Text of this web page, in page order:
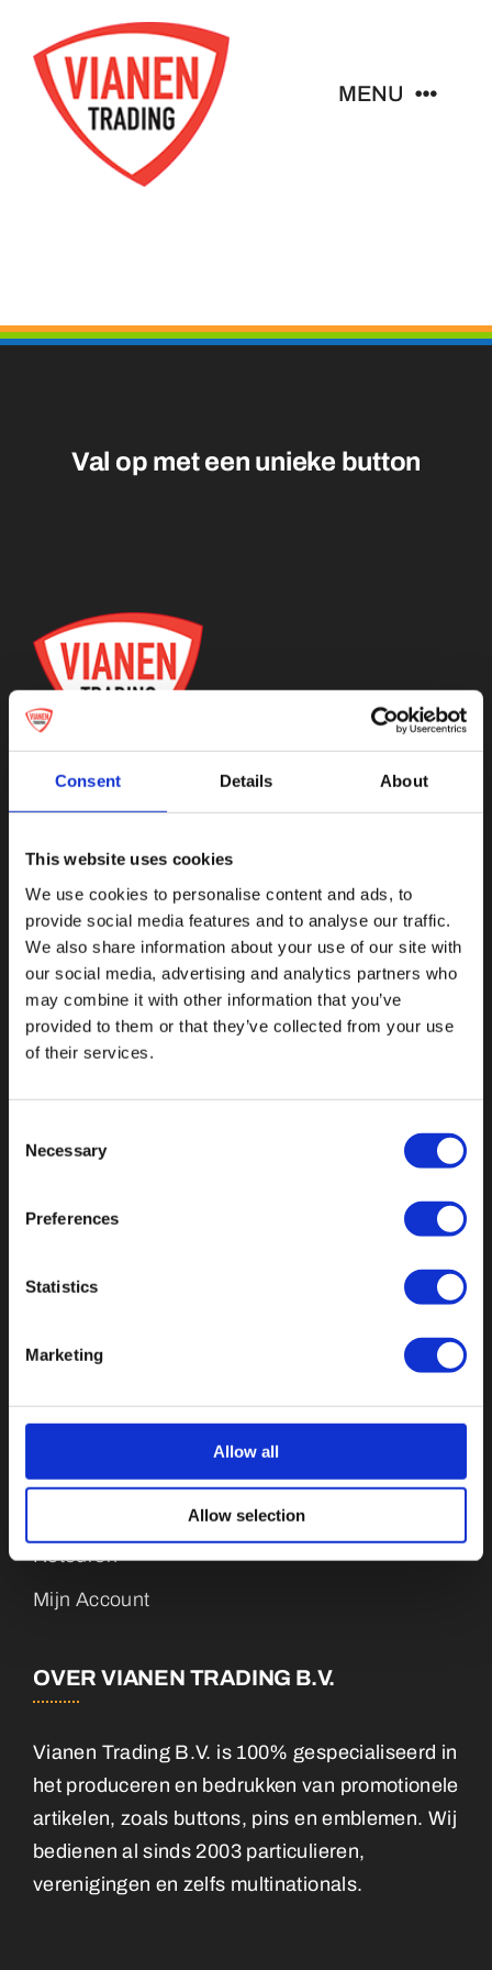
Consent Details About
This website uses cookies
We use cookies to personalise content and ads, to
provide social media features and to analyse our traffic.
We also share information about your use of our site with
our social media, advertising and analytics partners who
may combine it with other information that you’ve
provided to them or that they’ve collected from your use
of their services.
Selection
Necessary
Preferences
Statistics
Marketing
Allow all
Allow selection
naar
inhoud
MENU
Pins
Sleutelhangers
Magneten
Contact
Val op met een unieke
+31 (0)34 8407 089
CATEGORIEËN
Buttons
Pins
Sleutelhangers
Retouren
Mijn Account
OVER VIANEN TRADING B.V.
Vianen Trading B.V. is 100% gespecialiseerd in
het produceren en bedrukken van promotionele
artikelen, zoals buttons, pins en emblemen. Wij
bedienen al sinds 2003 particulieren,
verenigingen en zelfs multinationals.